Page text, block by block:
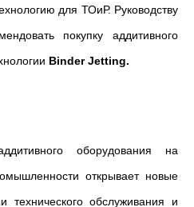
для ТОиР. Руководству
покупку аддитивного
Binder Jetting.
оборудования на
открывает новые
технического обслуживания и